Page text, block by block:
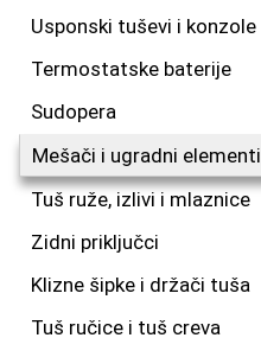
Usponski tuševi i konzole
Termostatske baterije
Sudopera
Mešači i ugradni elementi
Tuš ruže, izlivi i mlaznice
Zidni priključci
Klizne šipke i držači tuša
Tuš ručice i tuš creva